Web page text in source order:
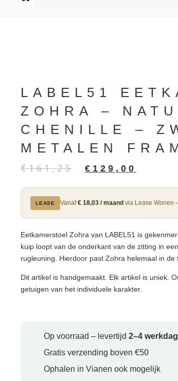
LABEL51
ZOHRA –
CHENILLE –
METALEN
€161,25 € 129,00
LEASE Vanaf€ 18,03 / maand via Lease Wonen
Eetkamerstoel Zohra van LABEL51 is
kuip loopt van de onderkant van de zitting in
rugleuning. Hierdoor past Zohra helemaal in de
Dit artikel is handgemaakt. Elk artikel is uniek.
getuigen van het individuele karakter.
Op voorraad – levertijd 2–4
Gratis verzending boven €50
Ophalen in Vianen ook mogelijk